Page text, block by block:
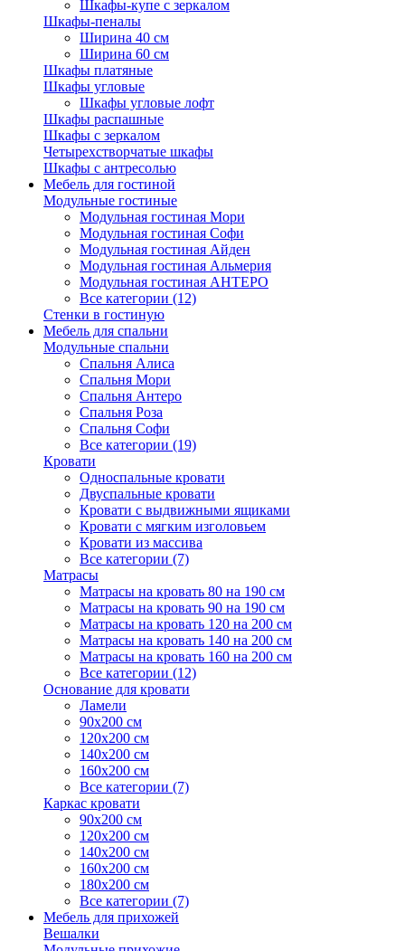
Шкафы-купе с зеркалом
Шкафы-пеналы
Ширина 40 см
Ширина 60 см
Шкафы платяные
Шкафы угловые
Шкафы угловые лофт
Шкафы распашные
Шкафы с зеркалом
Четырехстворчатые шкафы
Шкафы с антресолью
Мебель для гостиной
Модульные гостиные
Модульная гостиная Мори
Модульная гостиная Софи
Модульная гостиная Айден
Модульная гостиная Альмерия
Модульная гостиная АНТЕРО
Все категории (12)
Стенки в гостиную
Мебель для спальни
Модульные спальни
Спальня Алиса
Спальня Мори
Спальня Антеро
Спальня Роза
Спальня Софи
Все категории (19)
Кровати
Односпальные кровати
Двуспальные кровати
Кровати с выдвижными ящиками
Кровати с мягким изголовьем
Кровати из массива
Все категории (7)
Матрасы
Матрасы на кровать 80 на 190 см
Матрасы на кровать 90 на 190 см
Матрасы на кровать 120 на 200 см
Матрасы на кровать 140 на 200 см
Матрасы на кровать 160 на 200 см
Все категории (12)
Основание для кровати
Ламели
90х200 см
120х200 см
140х200 см
160х200 см
Все категории (7)
Каркас кровати
90х200 см
120х200 см
140х200 см
160х200 см
180х200 см
Все категории (7)
Мебель для прихожей
Вешалки